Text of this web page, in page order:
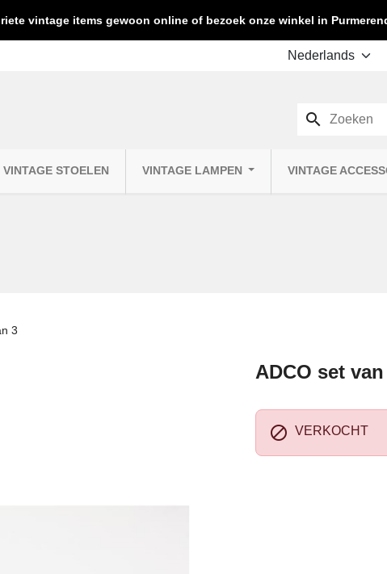
vintage items gewoon online of bezoek onze winkel in
VINTAGE STOELEN VINTAGE LAMPEN VINTAGE
search
3
ADCO set
 VERKOCHT